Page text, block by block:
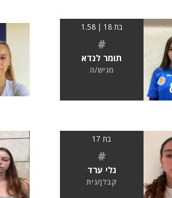
בת 18 | 1.58
#
תומר לנדא
מגיש/ה
בת 17
#
גלי ערד
קבלן/נית